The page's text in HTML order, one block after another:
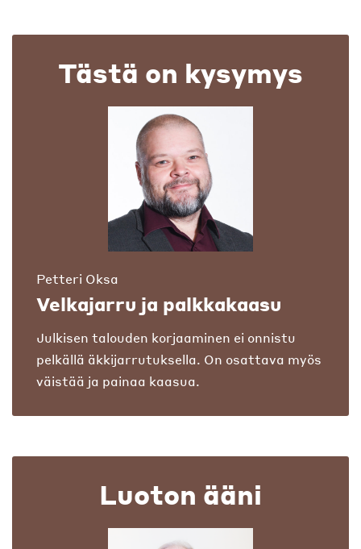
Tästä on kysymys
Petteri Oksa
Velkajarru ja palkkakaasu
Julkisen talouden korjaaminen ei onnistu
pelkällä äkkijarrutuksella. On osattava myös
väistää ja painaa kaasua.
Luoton ääni